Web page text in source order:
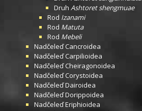
Druh Ashtoret shengmuae
Rod Izanami
Rod Matuta
Rod Mebeli
NadčeleďCancroidea
NadčeleďCarpilioidea
NadčeleďCheiragonoidea
NadčeleďCorystoidea
NadčeleďDairoidea
NadčeleďDorippoidea
NadčeleďEriphioidea